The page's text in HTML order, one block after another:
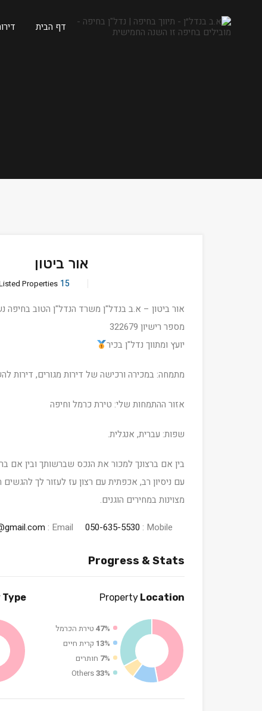
דף הבית
אור ביטון
15
Properties
אור ביטון – א.ב בנדל"ן משרד הנדל"ן הטוב בחיפה
מספר רישיון 322679
יועץ ומתווך נדל"ן בכיר
מתמחה: במכירה ורכישה של דירות מגורים, דירות
אזור ההתמחות שלי: טירת כרמל וחיפה
שפות: עברית, אנגלית.
בין אם ברצונך למכור את הנכס שברשותך ובין אם
עם ניסיון רב, אכפתית עם רצון עז לעזור לך
מצוינות במחירים הוגנים.
Mobile :
050-635-5530
Email :
Progress & Stats
Property Location
47% טירת הכרמל
13% קרית חיים
7% חותרים
33%
Type